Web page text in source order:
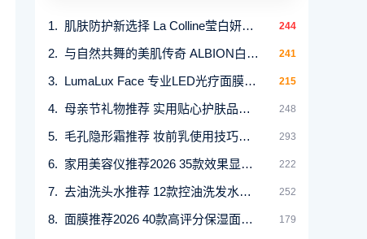
肌肤防护新选择 La Colline莹白妍采保护乳守护嫩肌 244
与自然共舞的美肌传奇 ALBION白神水解决七大肌肤 241
LumaLux Face 专业LED光疗面膜仪 3分钟实现医美级肌 215
母亲节礼物推荐 实用贴心护肤品与家品精选 248
毛孔隐形霜推荐 妆前乳使用技巧与13款人气产品 293
家用美容仪推荐2026 35款效果显著的美容机比较与 222
去油洗头水推荐 12款控油洗发水清爽头皮 252
面膜推荐2026 40款高评分保湿面膜全解析 179